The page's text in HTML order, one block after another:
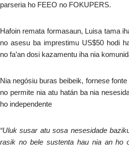
parseria ho FEEO no FOKUPERS.
Hafoin remata formasaun, Luisa tama
no asesu ba imprestimu US$50 hodi
no fa’an dosi kazamentu iha nia
Nia negósiu buras beibeik, fornese
no permite nia atu hatán ba nia
ho independente
“Uluk susar atu sosa nesesidade
rasik no bele sustenta hau nia an ho